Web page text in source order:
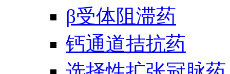
β受体阻滞药
钙通道拮抗药